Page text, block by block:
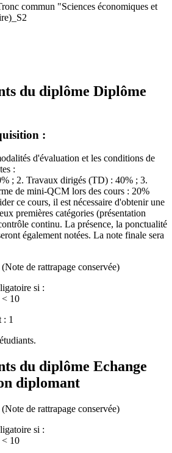
commun "Sciences économiques et
du diplôme Diplôme
:
d'évaluation et les conditions de
:
; 2. Travaux dirigés (TD) : 40% ; 3.
de mini-QCM lors des cours : 20%
ce cours, il est nécessaire d'obtenir une
premières catégories (présentation
continu. La présence, la ponctualité
également notées. La note finale sera
de rattrapage conservée)
si :
10
: 1
du diplôme Echange
diplomant
de rattrapage conservée)
si :
10